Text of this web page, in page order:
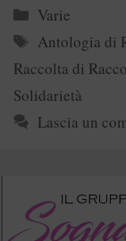
Categorie
Varie
Tag
Antologia di
Raccolta di
Solidarietà
Lascia un